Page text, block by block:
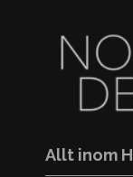
Allt inom